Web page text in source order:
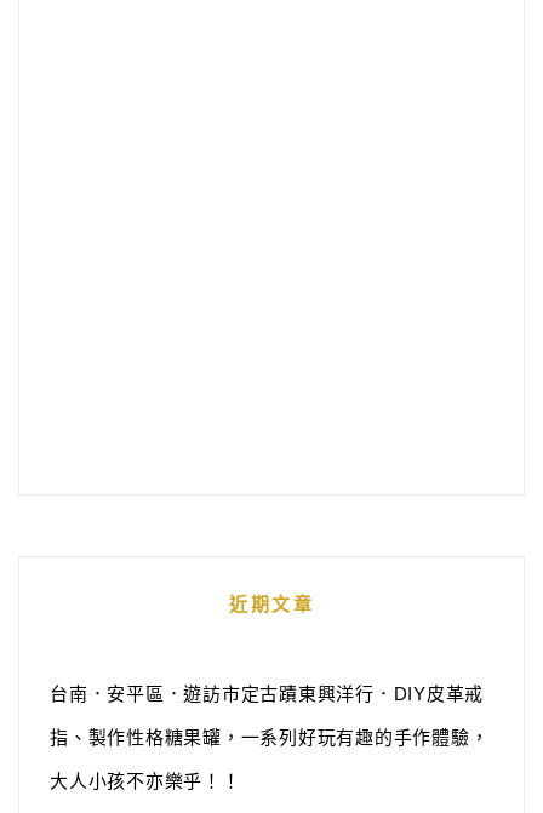
近期文章
台南．安平區．遊訪市定古蹟東興洋行．DIY皮革戒
指、製作性格糖果罐，一系列好玩有趣的手作體驗，
大人小孩不亦樂乎！！